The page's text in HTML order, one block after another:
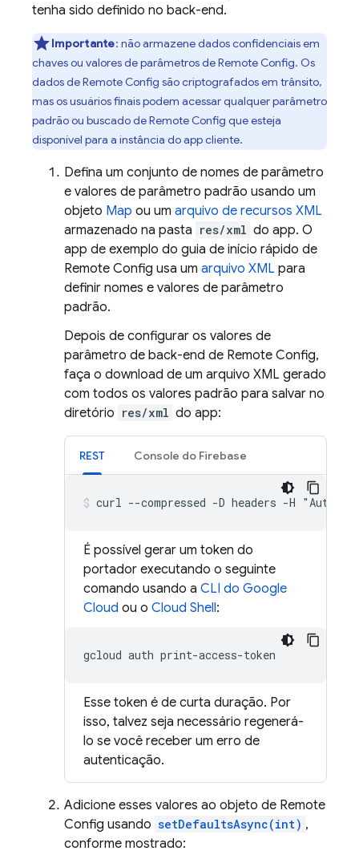
tenha sido definido no back-end.
Importante: não armazene dados confidenciais em
chaves ou valores de parâmetros deRemote Config. Os
dados deRemote Config são criptografados em trânsito,
mas os usuários finais podem acessar qualquer parâmetro
padrão ou buscado deRemote Config que esteja
disponível para a instância do app cliente.
Defina um conjunto de nomes de parâmetro
e valores de parâmetro padrão usando um
objeto Map ou um arquivo de recursos XML
armazenado na pasta res/xml do app. O
app de exemplo do guia de início rápido de
Remote Config usa um arquivo XML para
definir nomes e valores de parâmetro
padrão.
Depois de configurar os valores de
parâmetro de back-end de Remote Config,
faça o download de um arquivo XML gerado
com todos os valores padrão para salvar no
diretório res/xml do app:
REST Console do Firebase
curl --compressed -D headers -H
É possível gerar um token do
portador executando o seguinte
comando usando a CLI do Google
Cloud ou o Cloud Shell:
gcloud auth
Esse token é de curta duração. Por
isso, talvez seja necessário regenerá-
lo se você receber um erro de
autenticação.
Adicione esses valores ao objeto de Remote
Config usando setDefaultsAsync(int) ,
conforme mostrado: